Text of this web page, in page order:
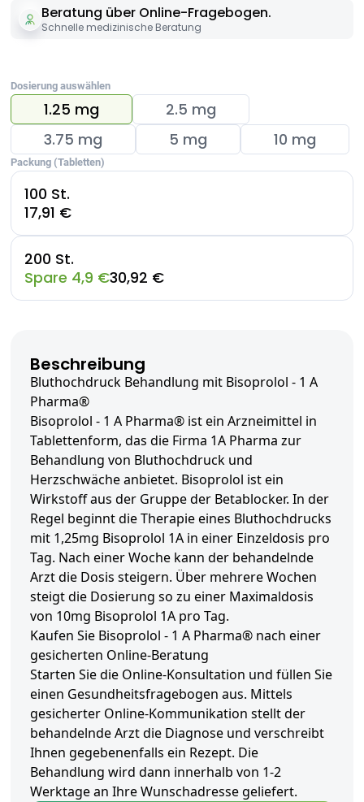
Beratung über Online-Fragebogen.
Schnelle medizinische Beratung
Dosierung auswählen
1.25 mg
2.5 mg
3.75 mg
5 mg 10 mg
Packung (Tabletten)
100 St.
17,91 €
200 St.
Spare 4,9 €30,92 €
Beschreibung
Bluthochdruck Behandlung mit Bisoprolol - 1 A
Pharma®
Bisoprolol - 1 A Pharma® ist ein Arzneimittel in
Tablettenform, das die Firma 1A Pharma zur
Behandlung von Bluthochdruck und
Herzschwäche anbietet. Bisoprolol ist ein
Wirkstoff aus der Gruppe der Betablocker. In der
Regel beginnt die Therapie eines Bluthochdrucks
mit 1,25mg Bisoprolol 1A in einer Einzeldosis pro
Tag. Nach einer Woche kann der behandelnde
Arzt die Dosis steigern. Über mehrere Wochen
steigt die Dosierung so zu einer Maximaldosis
von 10mg Bisoprolol 1A pro Tag.
Kaufen Sie Bisoprolol - 1 A Pharma® nach einer
gesicherten Online-Beratung
Starten Sie die Online-Konsultation und füllen Sie
einen Gesundheitsfragebogen aus. Mittels
gesicherter Online-Kommunikation stellt der
behandelnde Arzt die Diagnose und verschreibt
Ihnen gegebenenfalls ein Rezept. Die
Behandlung wird dann innerhalb von 1-2
Werktage an Ihre Wunschadresse geliefert.